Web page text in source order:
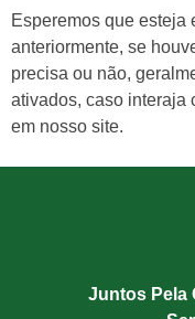
Esperemos que esteja
anteriormente, se
precisa ou não,
ativados, caso interaja
em nosso site.
Juntos Pela